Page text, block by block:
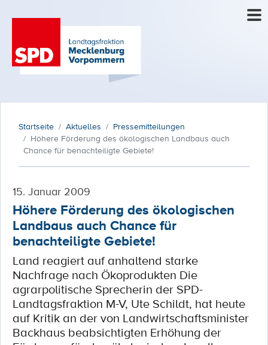
Startseite Aktuelles
Pressemitteilungen
Höhere Förderung des ökologischen Landbaus auch
Chance für benachteiligte Gebiete!
15. Januar 2009
Höhere Förderung des ökologischen
Landbaus auch Chance für
benachteiligte Gebiete!
Land reagiert auf anhaltend starke
Nachfrage nach Ökoprodukten Die
agrarpolitische Sprecherin der SPD-
Landtagsfraktion M-V, Ute Schildt, hat heute
auf Kritik an der von Landwirtschaftsminister
Backhaus beabsichtigten Erhöhung der